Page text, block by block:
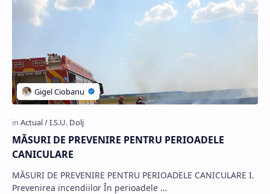
MĂSURI DE PREVENIRE PENTRU PERIOADELE
CANICULARE
MĂSURI DE PREVENIRE PENTRU PERIOADELE CANICULARE I.
Prevenirea incendiilor În perioadele …